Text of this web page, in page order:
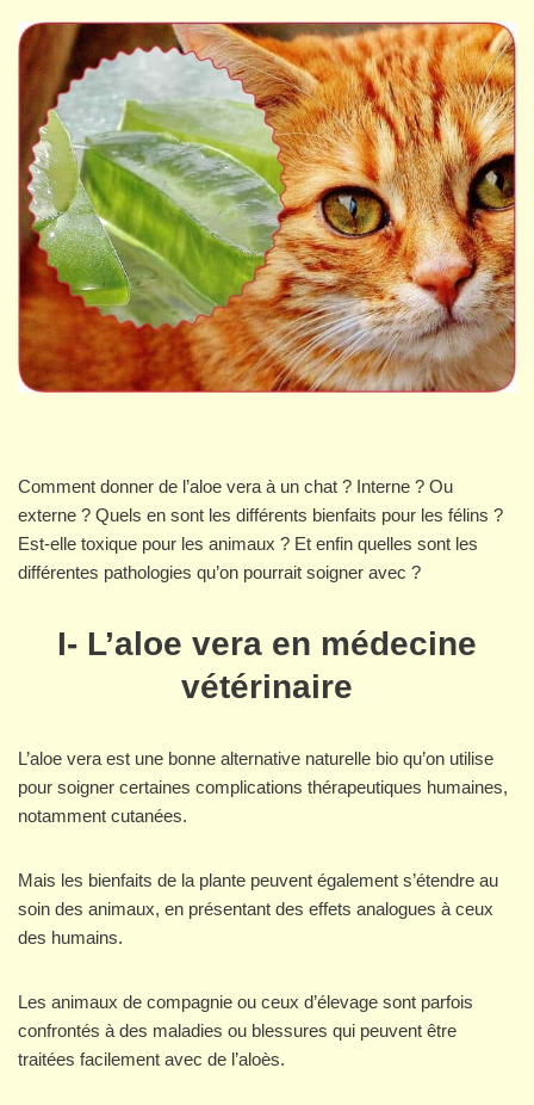
Comment donner de l’aloe vera à un chat ? Interne ? Ou
externe ? Quels en sont les différents bienfaits pour les félins ?
Est-elle toxique pour les animaux ? Et enfin quelles sont les
différentes pathologies qu’on pourrait soigner avec ?
I- L’aloe vera en médecine
vétérinaire
L’aloe vera est une bonne alternative naturelle bio qu’on utilise
pour soigner certaines complications thérapeutiques humaines,
notamment cutanées.
Mais les bienfaits de la plante peuvent également s’étendre au
soin des animaux, en présentant des effets analogues à ceux
des humains.
Les animaux de compagnie ou ceux d’élevage sont parfois
confrontés à des maladies ou blessures qui peuvent être
traitées facilement avec de l’aloès.